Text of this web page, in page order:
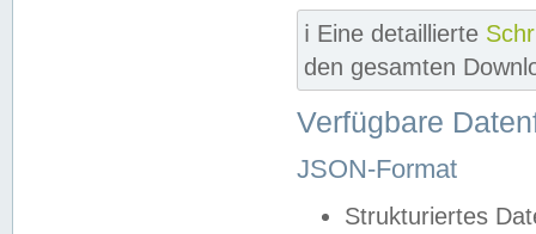
ℹ️ Eine detaillierte
den gesamten
Verfügbare
JSON-Format
Strukturiertes